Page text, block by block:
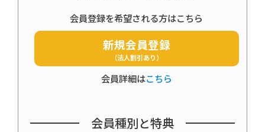
会員登録を希望される方はこちら
新規会員登録
（法人割引あり）
会員詳細はこちら
会員種別と特典